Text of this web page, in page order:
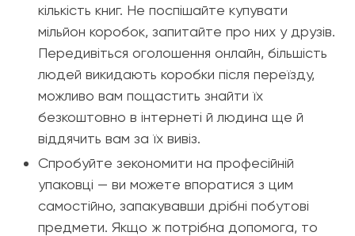
кількість книг. Не поспішайте купувати
мільйон коробок, запитайте про них у друзів.
Передивіться оголошення онлайн, більшість
людей викидають коробки після переїзду,
можливо вам пощастить знайти їх
безкоштовно в інтернеті й людина ще й
віддячить вам за їх вивіз.
Спробуйте зекономити на професійній
упаковці — ви можете впоратися з цим
самостійно, запакувавши дрібні побутові
предмети. Якщо ж потрібна допомога, то